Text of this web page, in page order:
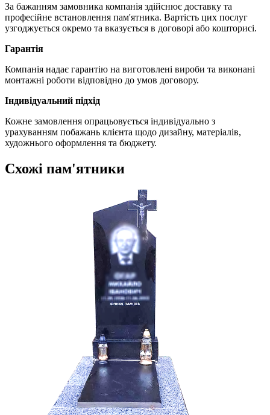
За бажанням замовника компанія здійснює доставку та
професійне встановлення пам'ятника. Вартість цих послуг
узгоджується окремо та вказується в договорі або кошторисі.
Гарантія
Компанія надає гарантію на виготовлені вироби та виконані
монтажні роботи відповідно до умов договору.
Індивідуальний підхід
Кожне замовлення опрацьовується індивідуально з
урахуванням побажань клієнта щодо дизайну, матеріалів,
художнього оформлення та бюджету.
Схожі пам'ятники